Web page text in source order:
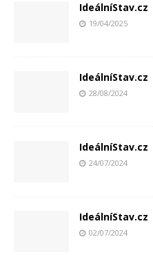
IdeálníStav.cz
19/04/2025
IdeálníStav.cz
28/08/2024
IdeálníStav.cz
24/07/2024
IdeálníStav.cz
02/07/2024